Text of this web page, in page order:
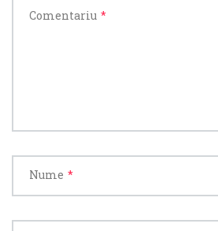
Comentariu *
Nume *